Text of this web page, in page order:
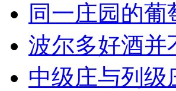
同一庄园的
波尔多好酒
中级庄与列级